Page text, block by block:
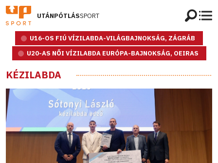
UTÁNPÓTLÁSSPORT
U16-OS FIÚ VÍZILABDA-VILÁGBAJNOKSÁG, ZÁGRÁB
U20-AS NŐI VÍZILABDA EURÓPA-BAJNOKSÁG, OEIRAS
KÉZILABDA